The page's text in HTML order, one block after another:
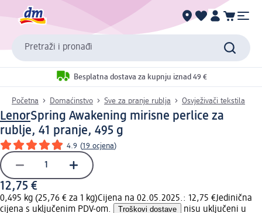
Pretraži i pronađi
Besplatna dostava za kupnju iznad 49 €
Početna Domaćinstvo Sve za pranje rublja Osvježivači tekstila
LenorSpring Awakening mirisne perlice za
rublje, 41 pranje, 495 g
4.9 (19 ocjena)
12,75 €
0,495 kg (25,76 € za 1 kg)Cijena na 02.05.2025.: 12,75 €Jedinična
cijena s uključenim PDV-om.
Troškovi dostave
nisu uključeni u